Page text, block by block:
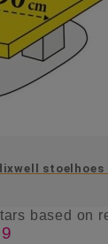
based on